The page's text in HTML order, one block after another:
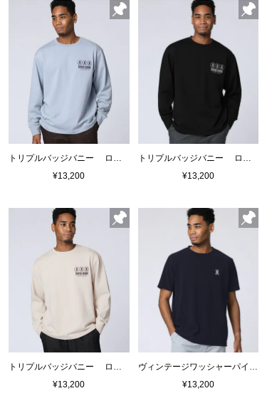
トリプルバッジバニー ロングスリーブTシャツ
¥13,200
トリプルバッジバニー ロングスリーブTシャツ
¥13,200
トリプルバッジバニー ロングスリーブTシャツ
¥13,200
ヴィンテージワッシャーパイル クルーネックＴシャツ
¥13,200